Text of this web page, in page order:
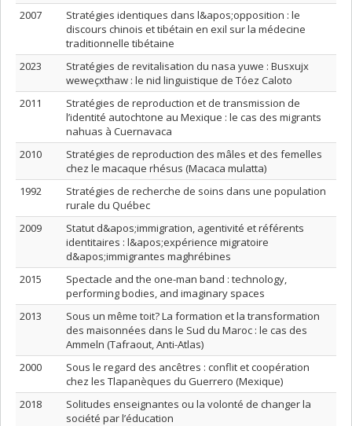
2007
Stratégies identiques dans l&apos;opposition : le
discours chinois et tibétain en exil sur la médecine
traditionnelle tibétaine
2023
Stratégies de revitalisation du nasa yuwe : Busxujx
weweçxthaw : le nid linguistique de Tóez Caloto
2011
Stratégies de reproduction et de transmission de
l’identité autochtone au Mexique : le cas des migrants
nahuas à Cuernavaca
2010
Stratégies de reproduction des mâles et des femelles
chez le macaque rhésus (Macaca mulatta)
1992
Stratégies de recherche de soins dans une population
rurale du Québec
2009
Statut d&apos;immigration, agentivité et référents
identitaires : l&apos;expérience migratoire
d&apos;immigrantes maghrébines
2015
Spectacle and the one-man band : technology,
performing bodies, and imaginary spaces
2013
Sous un même toit? La formation et la transformation
des maisonnées dans le Sud du Maroc : le cas des
Ammeln (Tafraout, Anti-Atlas)
2000
Sous le regard des ancêtres : conflit et coopération
chez les Tlapanèques du Guerrero (Mexique)
2018
Solitudes enseignantes ou la volonté de changer la
société par l’éducation